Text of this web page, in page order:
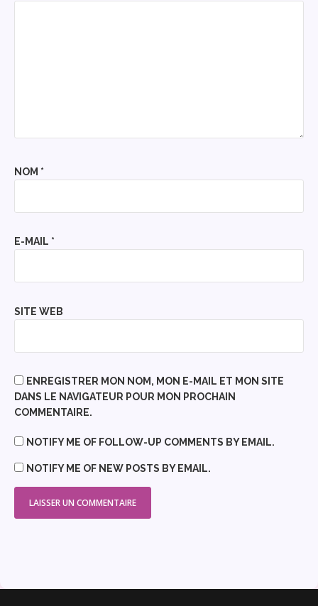
NOM *
E-MAIL *
SITE WEB
ENREGISTRER MON NOM, MON E-MAIL ET MON SITE
DANS LE NAVIGATEUR POUR MON PROCHAIN
COMMENTAIRE.
NOTIFY ME OF FOLLOW-UP COMMENTS BY EMAIL.
NOTIFY ME OF NEW POSTS BY EMAIL.